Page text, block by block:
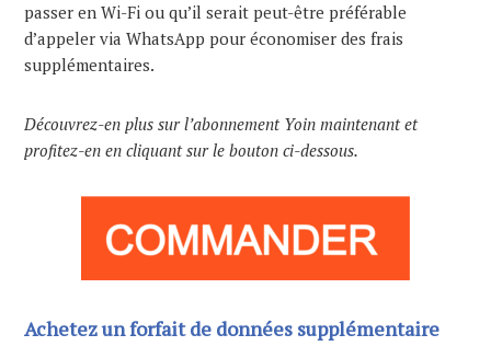
passer en Wi-Fi ou qu’il serait peut-être préférable
d’appeler via WhatsApp pour économiser des frais
supplémentaires.
Découvrez-en plus sur l’abonnement Yoin maintenant et
profitez-en en cliquant sur le bouton ci-dessous.
Achetez un forfait de données supplémentaire